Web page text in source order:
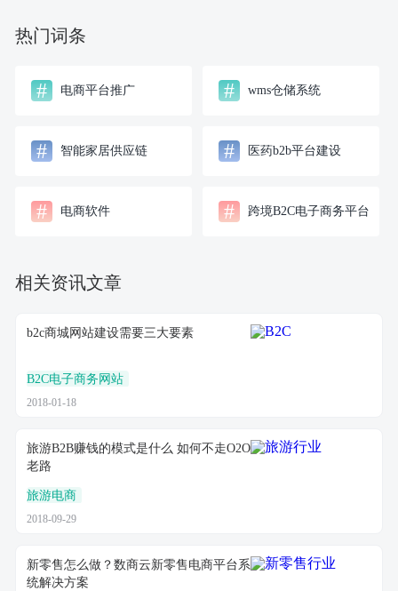
热门词条
# 电商平台推广 # wms仓储系统
# 智能家居供应链 # 医药b2b平台建设
# 电商软件 # 跨境B2C电子商务平台
相关资讯文章
b2c商城网站建设需要三大要素
B2C电子商务网站
2018-01-18
旅游B2B赚钱的模式是什么 如何不走O2O
老路
旅游电商
2018-09-29
新零售怎么做？数商云新零售电商平台系
统解决方案